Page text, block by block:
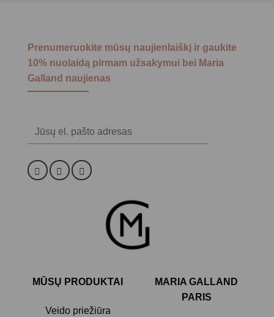
Prenumeruokite mūsų naujienlaiškį ir gaukite
10% nuolaidą pirmam užsakymui bei Maria
Galland naujienas
MŪSŲ PRODUKTAI
Veido priežiūra
MARIA GALLAND
PARIS